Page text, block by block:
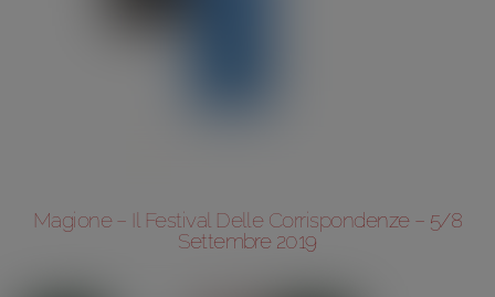
Magione – Il Festival Delle Corrispondenze – 5/8
Settembre 2019